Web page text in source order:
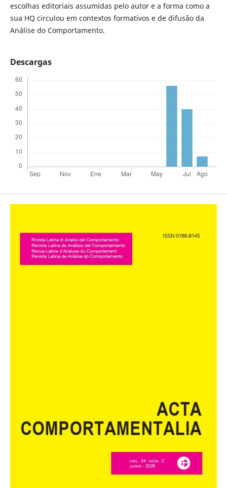
escolhas editoriais assumidas pelo autor e a forma como a
sua HQ circulou em contextos formativos e de difusão da
Análise do Comportamento.
Descargas